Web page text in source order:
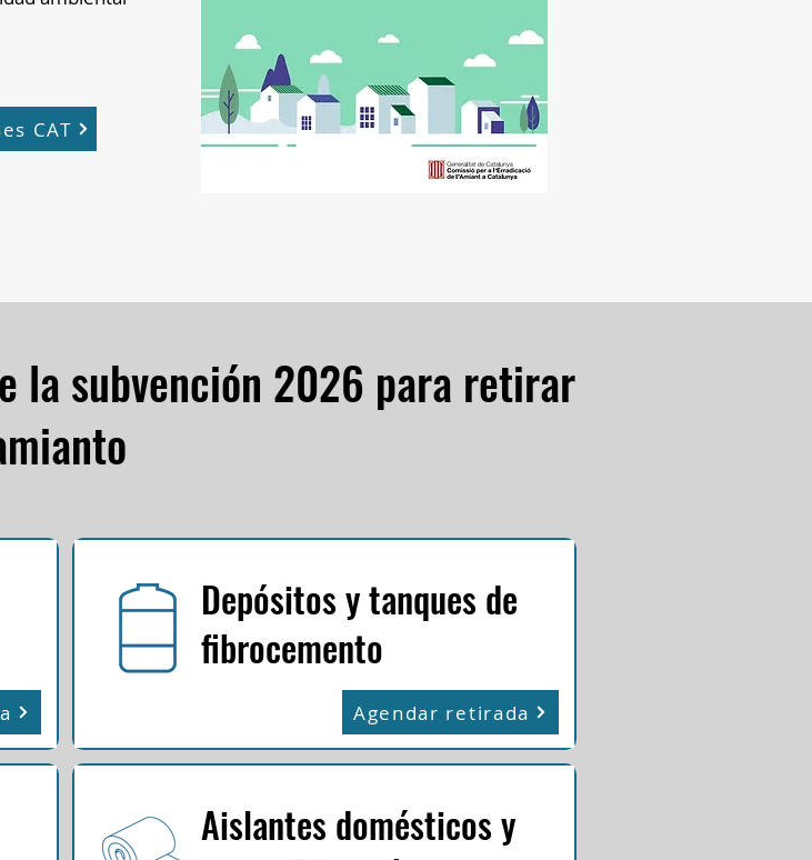
CAT
la subvención 2026 para retirar
Depósitos y tanques de
fibrocemento
Agendar retirada
Aislantes domésticos y